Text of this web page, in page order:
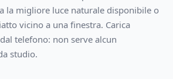
la migliore luce naturale disponibile o
vicino a una finestra. Carica
telefono: non serve alcun
studio.